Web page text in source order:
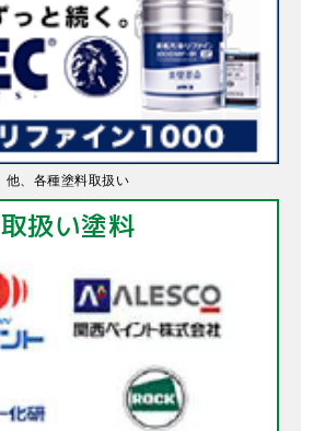
他、各種塗料取扱い
取扱い塗料